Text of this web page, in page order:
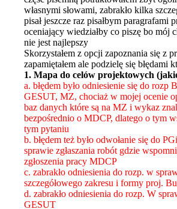
własnymi słowami, zabrakło kilka
pisał jeszcze raz pisałbym paragrafami
oceniający wiedziałby co piszę bo mój
nie jest najlepszy
Skorzystałem z opcji zapoznania się z
zapamiętałem ale podzielę się błędami
1. Mapa do celów projektowych
a. błędem było odniesienie się do rozp
GESUT, MZ, chociaż w mojej ocenie
baz danych które są na MZ i wykaz
bezpośrednio o MDCP, dlatego o tym
tym pytaniu
b. błędem też było odwołanie się do
sprawie zgłaszania robót gdzie
zgłoszenia pracy MDCP
c. zabrakło odniesienia do rozp. w
szczegółowego zakresu i formy proj.
d. zabrakło odniesienia do rozp. W
GESUT